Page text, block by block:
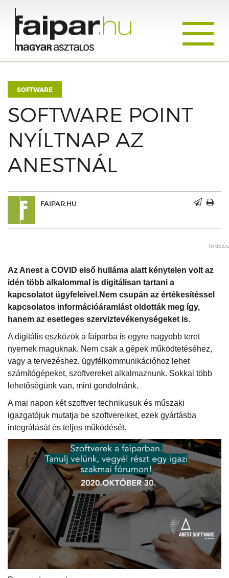
SOFTWARE
SOFTWARE POINT
NYÍLTNAP AZ
ANESTNÁL
FAIPAR.HU
hirdetés
Az Anest a COVID első hulláma alatt kénytelen volt az
idén több alkalommal is digitálisan tartani a
kapcsolatot ügyfeleivel.Nem csupán az értékesítéssel
kapcsolatos információáramlást oldották meg így,
hanem az esetleges szerviztevékenységeket is.
A digitális eszközök a faiparba is egyre nagyobb teret
nyernek maguknak. Nem csak a gépek működtetéséhez,
vagy a tervezéshez, ügyfélkommunikációhoz lehet
számítógépeket, szoftvereket alkalmaznunk. Sokkal több
lehetőségünk van, mint gondolnánk.
A mai napon két szoftver technikusuk és műszaki
igazgatójuk mutatja be szoftvereiket, ezek gyártásba
integrálását és teljes működését.